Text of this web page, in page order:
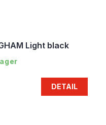
Light black
DETAIL